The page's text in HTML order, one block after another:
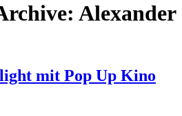
Alexander
mit Pop Up Kino